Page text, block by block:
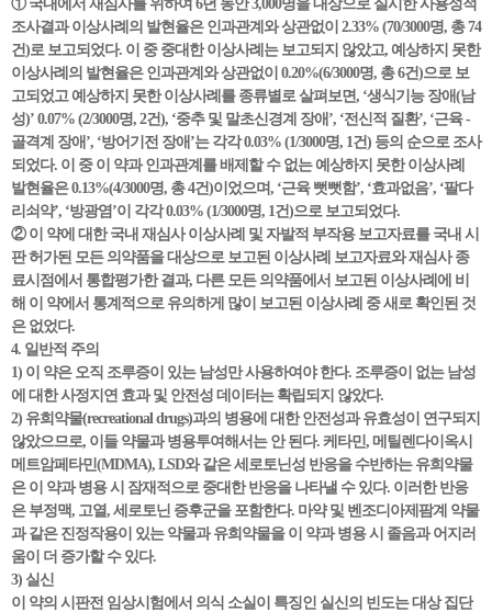
① 국내에서 재심사를 위하여 6년 동안 3,000명을 대상으로 실시한 사용성적
조사결과 이상사례의 발현율은 인과관계와 상관없이 2.33% (70/3000명, 총 74
건)로 보고되었다. 이 중 중대한 이상사례는 보고되지 않았고, 예상하지 못한
이상사례의 발현율은 인과관계와 상관없이 0.20%(6/3000명, 총 6건)으로 보
고되었고 예상하지 못한 이상사례를 종류별로 살펴보면, ‘생식기능 장애(남
성)’ 0.07% (2/3000명, 2건), ‘중추 및 말초신경계 장애’, ‘전신적 질환’, ‘근육 -
골격계 장애’, ‘방어기전 장애’는 각각 0.03% (1/3000명, 1건) 등의 순으로 조사
되었다. 이 중 이 약과 인과관계를 배제할 수 없는 예상하지 못한 이상사례
발현율은 0.13%(4/3000명, 총 4건)이었으며, ‘근육 뻣뻣함’, ‘효과없음’, ‘팔다
리쇠약’, ‘방광염’이 각각 0.03% (1/3000명, 1건)으로 보고되었다.
② 이 약에 대한 국내 재심사 이상사례 및 자발적 부작용 보고자료를 국내 시
판 허가된 모든 의약품을 대상으로 보고된 이상사례 보고자료와 재심사 종
료시점에서 통합평가한 결과, 다른 모든 의약품에서 보고된 이상사례에 비
해 이 약에서 통계적으로 유의하게 많이 보고된 이상사례 중 새로 확인된 것
은 없었다.
4. 일반적 주의
1) 이 약은 오직 조루증이 있는 남성만 사용하여야 한다. 조루증이 없는 남성
에 대한 사정지연 효과 및 안전성 데이터는 확립되지 않았다.
2) 유희약물(recreational drugs)과의 병용에 대한 안전성과 유효성이 연구되지
않았으므로, 이들 약물과 병용투여해서는 안 된다. 케타민, 메틸렌다이옥시
메트암페타민(MDMA), LSD와 같은 세로토닌성 반응을 수반하는 유희약물
은 이 약과 병용 시 잠재적으로 중대한 반응을 나타낼 수 있다. 이러한 반응
은 부정맥, 고열, 세로토닌 증후군을 포함한다. 마약 및 벤조디아제팜계 약물
과 같은 진정작용이 있는 약물과 유희약물을 이 약과 병용 시 졸음과 어지러
움이 더 증가할 수 있다.
3) 실신
이 약의 시판전 임상시험에서 의식 소실이 특징인 실신의 빈도는 대상 집단